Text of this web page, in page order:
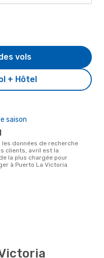
+ Hôtel
vols
saison
clients, avril est la
la plus chargée pour
à Puerto La Victoria